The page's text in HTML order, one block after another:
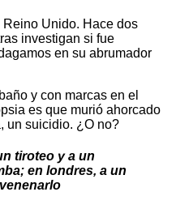
Unido. Hace dos
investigan si fue
en su abrumador
y con marcas en el
es que murió ahorcado
un suicidio. ¿O no?
tiroteo y a un
en londres, a un